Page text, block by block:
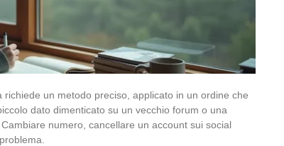
un metodo preciso, applicato in un ordine che
dato dimenticato su un vecchio forum o una
numero, cancellare un account sui social